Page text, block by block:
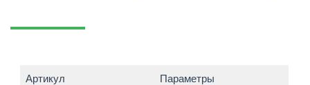
Артикул Параметры